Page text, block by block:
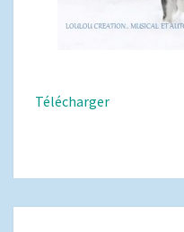
Télécharger